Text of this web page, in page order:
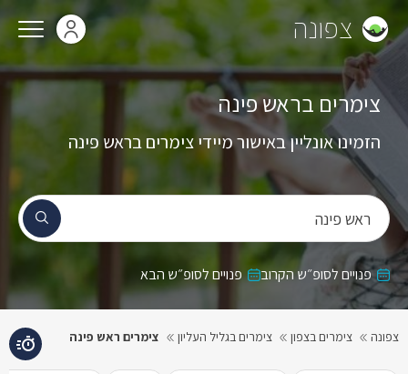
צפונה
ראש פינה
צימרים בראש פינה
הזמינו אונליין באישור מיידי צימרים בראש פינה
פנויים לסופ״ש הקרוב פנויים לסופ״ש הבא
צפונה צימרים בצפון צימרים בגליל העליון צימרים ראש פינה